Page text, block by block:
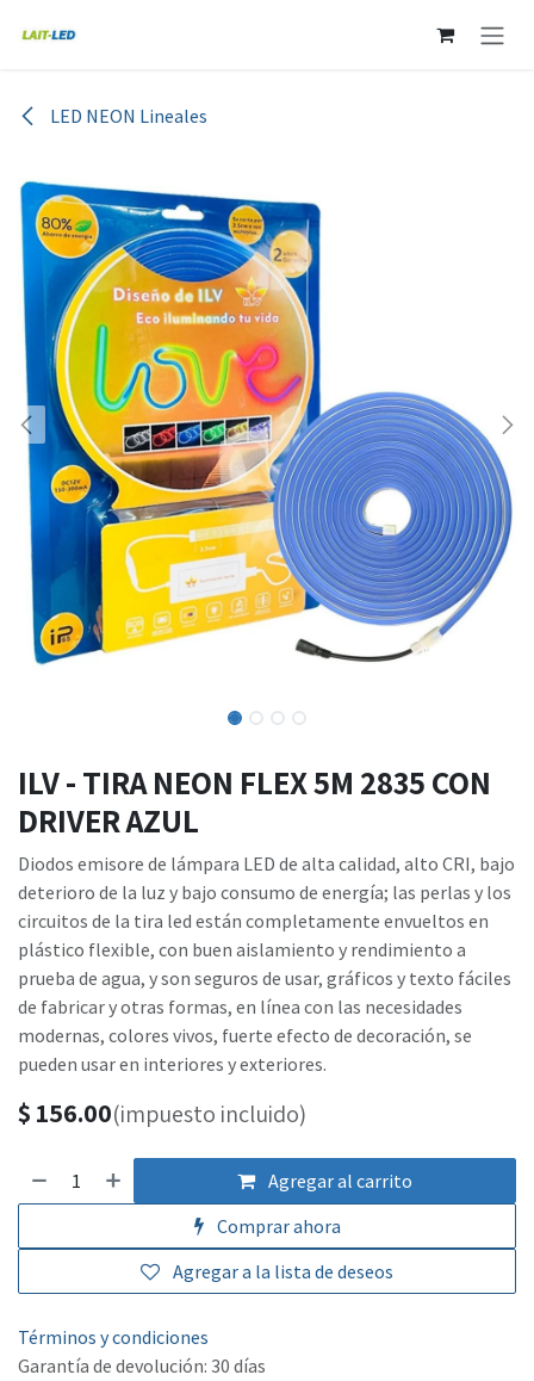
LED NEON Lineales
ILV - TIRA NEON FLEX 5M 2835 CON
DRIVER AZUL
Diodos emisore de lámpara LED de alta calidad, alto CRI, bajo
deterioro de la luz y bajo consumo de energía; las perlas y los
circuitos de la tira led están completamente envueltos en
plástico flexible, con buen aislamiento y rendimiento a
prueba de agua, y son seguros de usar, gráficos y texto fáciles
de fabricar y otras formas, en línea con las necesidades
modernas, colores vivos, fuerte efecto de decoración, se
pueden usar en interiores y exteriores.
$ 156.00(impuesto incluido)
Agregar al carrito
Comprar ahora
Agregar a la lista de deseos
Términos y condiciones
Garantía de devolución: 30 días